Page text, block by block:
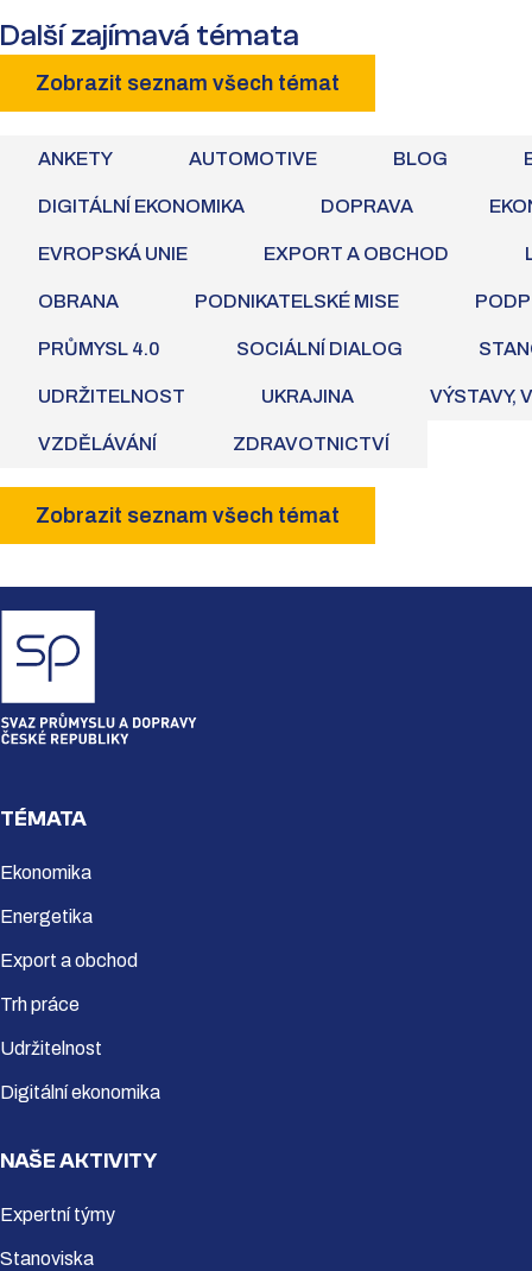
Další zajímavá témata
Zobrazit seznam všech témat
ANKETY AUTOMOTIVE BLOG
DIGITÁLNÍ EKONOMIKA DOPRAVA
EVROPSKÁ UNIE EXPORT A OBCHOD
OBRANA PODNIKATELSKÉ MISE
PRŮMYSL 4.0 SOCIÁLNÍ DIALOG
UDRŽITELNOST UKRAJINA VÝSTAVY,
VZDĚLÁVÁNÍ ZDRAVOTNICTVÍ
Zobrazit seznam všech témat
TÉMATA
Ekonomika
Energetika
Export a obchod
Trh práce
Udržitelnost
Digitální ekonomika
NAŠE AKTIVITY
Expertní týmy
Stanoviska